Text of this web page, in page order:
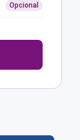
Opcional